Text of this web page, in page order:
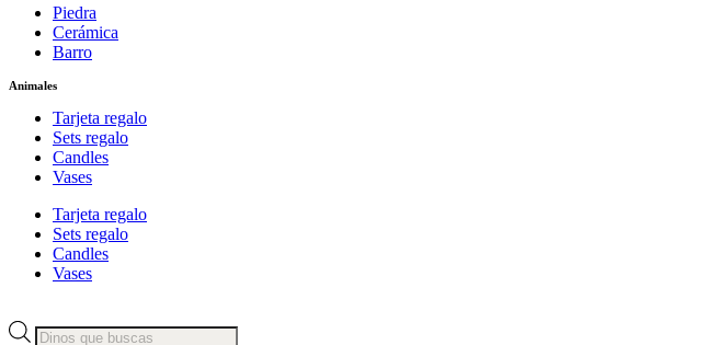
Piedra
Cerámica
Barro
Animales
Tarjeta regalo
Sets regalo
Candles
Vases
Tarjeta regalo
Sets regalo
Candles
Vases
Búsqueda